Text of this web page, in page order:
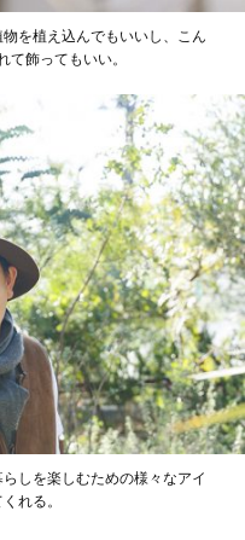
を植え込んでもいいし、こん
て飾ってもいい。
しを楽しむための様々なアイ
れる。